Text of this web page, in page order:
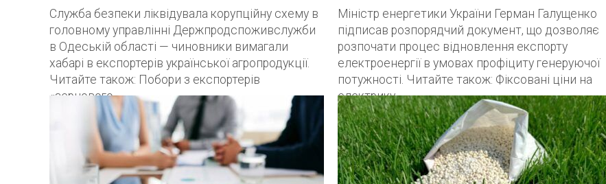
Служба безпеки ліквідувала корупційну схему в
головному управлінні Держпродспоживслужби
в Одеській області — чиновники вимагали
хабарі в експортерів української агропродукції.
Читайте також: Побори з експортерів
«зернового...
Міністр енергетики України Герман Галущенко
підписав розпорядчий документ, що дозволяє
розпочати процес відновлення експорту
електроенергії в умовах профіциту генеруючої
потужності. Читайте також: Фіксовані ціни на
електрику...